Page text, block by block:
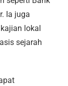
Ia juga
lokal
sejarah